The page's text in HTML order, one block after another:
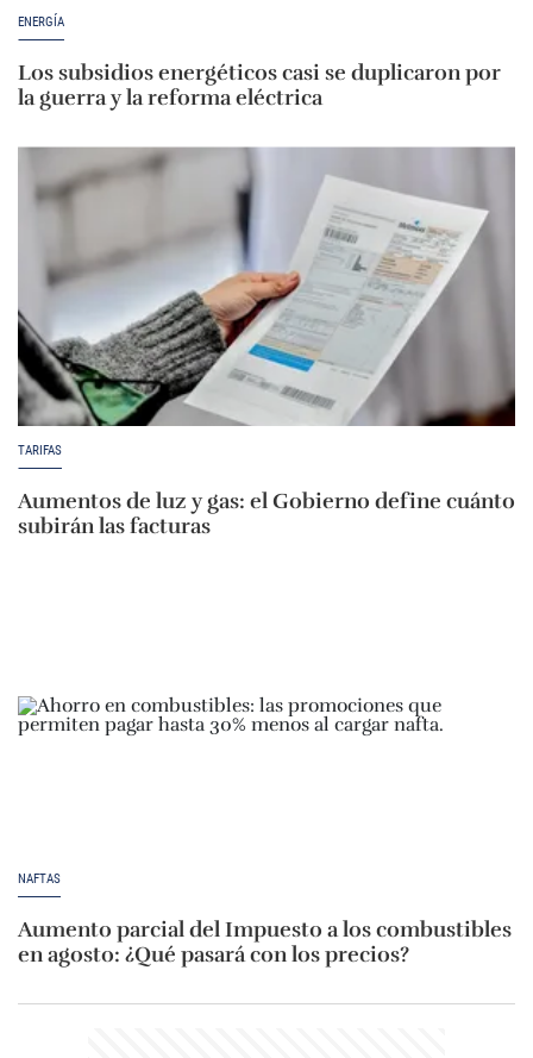
ENERGÍA
Los subsidios energéticos casi se duplicaron por
la guerra y la reforma eléctrica
TARIFAS
Aumentos de luz y gas: el Gobierno define cuánto
subirán las facturas
NAFTAS
Aumento parcial del Impuesto a los combustibles
en agosto: ¿Qué pasará con los precios?